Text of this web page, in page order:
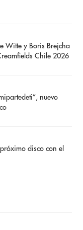
Witte y Boris Brejcha
Chile 2026
nuevo
disco con el